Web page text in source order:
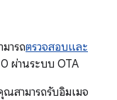
ารถตรวจสอบและ
ผ่านระบบ OTA
สามารถรับอิมเมจ